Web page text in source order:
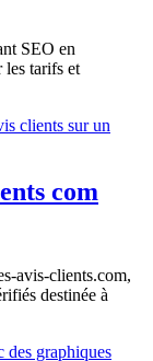
SEO en
les tarifs et
com
avis-clients.com,
destinée à